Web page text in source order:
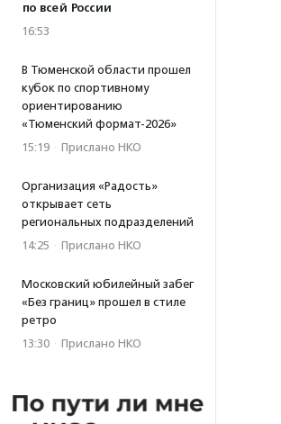
по всей России
16:53
В Тюменской области прошел
кубок по спортивному
ориентированию
«Тюменский формат-2026»
15:19 · Прислано НКО
Организация «Радость»
открывает сеть
региональных подразделений
14:25 · Прислано НКО
Московский юбилейный забег
«Без границ» прошел в стиле
ретро
13:30 · Прислано НКО